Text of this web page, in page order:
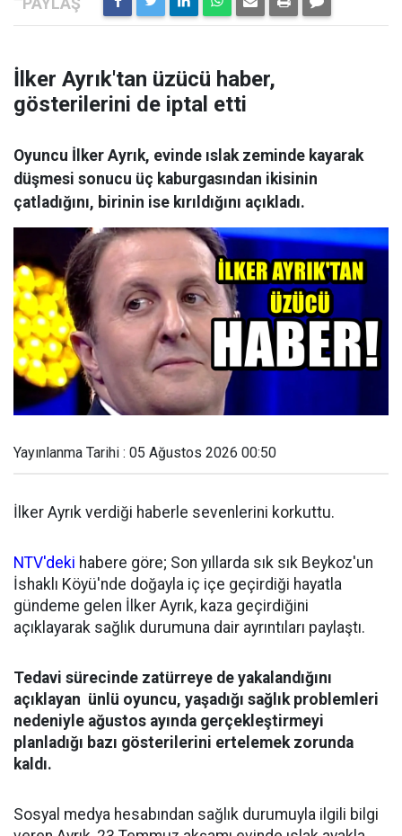
İlker Ayrık'tan üzücü haber,
gösterilerini de iptal etti
Oyuncu İlker Ayrık, evinde ıslak zeminde kayarak
düşmesi sonucu üç kaburgasından ikisinin
çatladığını, birinin ise kırıldığını açıkladı.
Yayınlanma Tarihi : 05 Ağustos 2026 00:50
İlker Ayrık verdiği haberle sevenlerini korkuttu.
NTV'deki habere göre; Son yıllarda sık sık Beykoz'un
İshaklı Köyü'nde doğayla iç içe geçirdiği hayatla
gündeme gelen İlker Ayrık, kaza geçirdiğini
açıklayarak sağlık durumuna dair ayrıntıları paylaştı.
Tedavi sürecinde zatürreye de yakalandığını
açıklayan ünlü oyuncu, yaşadığı sağlık problemleri
nedeniyle ağustos ayında gerçekleştirmeyi
planladığı bazı gösterilerini ertelemek zorunda
kaldı.
Sosyal medya hesabından sağlık durumuyla ilgili bilgi